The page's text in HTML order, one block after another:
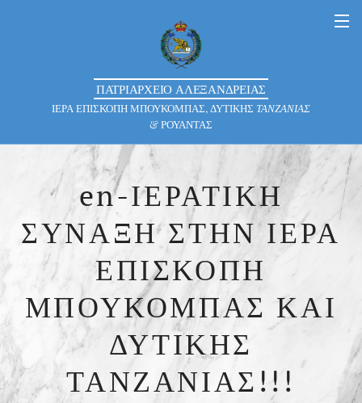
ΠΑΤΡΙΑΡΧΕΙΟ ΑΛΕΞΑΝΔΡΕΙΑΣ
ΙΕΡΑ ΕΠΙΣΚΟΠΗ ΜΠΟΥΚΟΜΠΑΣ, ΔΥΤΙΚΗΣ ΤΑΝΖΑΝΙΑΣ
& ΡΟΥΑΝΤΑΣ
en-ΙΕΡΑΤΙΚΗ
ΣΥΝΑΞΗ ΣΤΗΝ ΙΕΡΑ
ΕΠΙΣΚΟΠΗ
ΜΠΟΥΚΟΜΠΑΣ ΚΑΙ
ΔΥΤΙΚΗΣ
ΤΑΝΖΑΝΙΑΣ!!!